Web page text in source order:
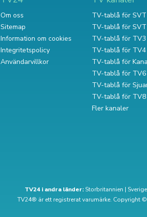
Om oss
Sitemap
Information om cookies
Integritetspolicy
Användarvillkor
TV-tablå för
TV-tablå för
TV-tablå för TV3
TV-tablå för TV4
TV-tablå för
TV-tablå för TV6
TV-tablå för
TV-tablå för TV8
Fler kanaler
TV24 i andra länder: Storbritannien | Sverige
TV24® är ett registrerat varumärke. Copyright